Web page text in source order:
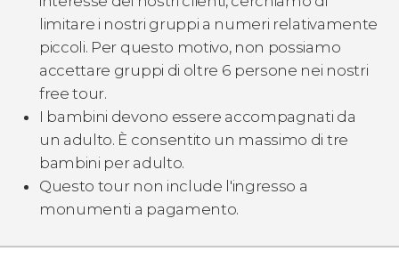
limitare i nostri gruppi a numeri relativamente
piccoli. Per questo motivo, non possiamo
accettare gruppi di oltre 6 persone nei nostri
free tour.
I bambini devono essere accompagnati da
un adulto. È consentito un massimo di tre
bambini per adulto.
Questo tour non include l'ingresso a
monumenti a pagamento.